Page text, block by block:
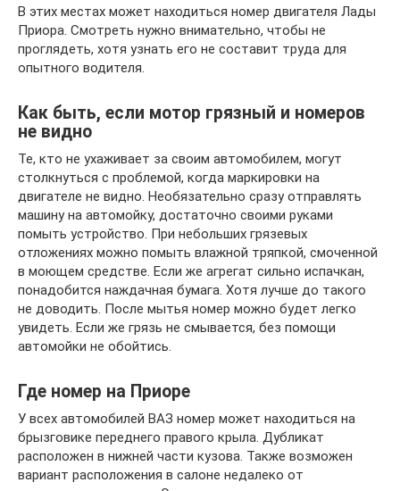
В этих местах может находиться номер двигателя Лады
Приора. Смотреть нужно внимательно, чтобы не
проглядеть, хотя узнать его не составит труда для
опытного водителя.
Как быть, если мотор грязный и номеров
не видно
Те, кто не ухаживает за своим автомобилем, могут
столкнуться с проблемой, когда маркировки на
двигателе не видно. Необязательно сразу отправлять
машину на автомойку, достаточно своими руками
помыть устройство. При небольших грязевых
отложениях можно помыть влажной тряпкой, смоченной
в моющем средстве. Если же агрегат сильно испачкан,
понадобится наждачная бумага. Хотя лучше до такого
не доводить. После мытья номер можно будет легко
увидеть. Если же грязь не смывается, без помощи
автомойки не обойтись.
Где номер на Приоре
У всех автомобилей ВАЗ номер может находиться на
брызговике переднего правого крыла. Дубликат
расположен в нижней части кузова. Также возможен
вариант расположения в салоне недалеко от